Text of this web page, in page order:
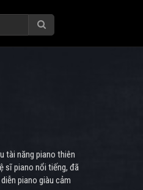
tài năng piano thiên
sĩ piano nổi tiếng, đã
piano giàu cảm